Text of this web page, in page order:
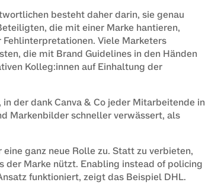
besteht daher darin, sie genau
die mit einer Marke hantieren,
Viele Marketers
die mit Brand Guidelines in den Händen
Kolleg:innen auf Einhaltung der
der dank Canva & Co jeder Mitarbeitende in
Markenbilder schneller verwässert, als
ganz neue Rolle zu. Statt zu verbieten,
der Marke nützt. Enabling instead of policing
funktioniert, zeigt das Beispiel DHL.